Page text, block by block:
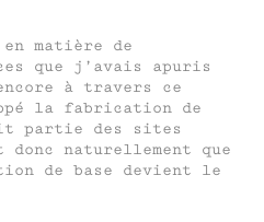
matière de
que j’avais apuris
à travers ce
la fabrication de
partie des sites
donc naturellement que
de base devient le